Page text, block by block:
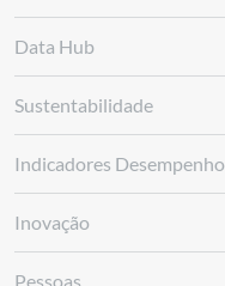
Data Hub
Sustentabilidade
Indicadores Desempenho
Inovação
Pessoas